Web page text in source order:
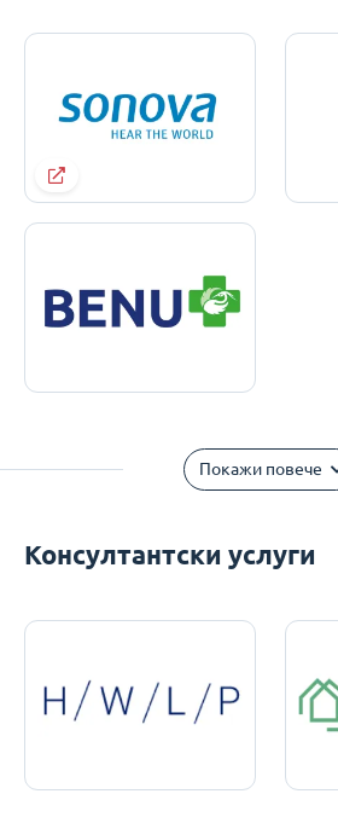
Покажи повече
Консултантски услуги